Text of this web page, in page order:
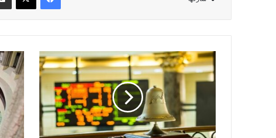
"دلتا
للإنشاء"
تشتري
قيم
التداولات
بالبورصة
تسجل
15
مليار
جنيه
فى